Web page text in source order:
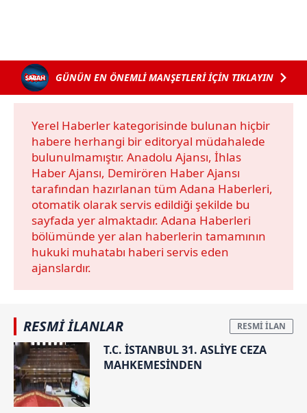
verileriniz işlenmekte olup gerekli olan çerezler bilgi
toplumu hizmetlerinin sunulması amacıyla
kullanılmaktadır. Diğer çerezler, sitemizin daha işlevsel
kılınması ve kişiselleştirilmesi ve sizlere yönelik
reklam/pazarlama faaliyetlerinin yapılması, amaçlarıyla
sınırlı olarak açık rızanız dahilinde kullanılacaktır.
Çerezlere ilişkin tercihlerinizi aşağıda yer alan panel
vasıtasıyla belirleyebilirsiniz. Çerezlere ilişkin detaylı bilgi
için Ayarlar butonuna tıklayabilir,Çerez Bilgilendirme
Metnimiziziyaret edebilirsiniz.
6698 sayılı Kişisel Verilerin Korunması Kanunu uyarınca
almak için lütfen
GÜNÜN EN ÖNEMLİ MANŞETLERİ İÇİN TIKLAYIN
Yerel Haberler kategorisinde bulunan hiçbir
habere herhangi bir editoryal müdahalede
bulunulmamıştır. Anadolu Ajansı, İhlas
Haber Ajansı, Demirören Haber Ajansı
tarafından hazırlanan tüm Adana Haberleri,
otomatik olarak servis edildiği şekilde bu
sayfada yer almaktadır. Adana Haberleri
bölümünde yer alan haberlerin tamamının
hukuki muhatabı haberi servis eden
ajanslardır.
RESMİ İLANLAR
T.C. İSTANBUL 31. ASLİYE CEZA
MAHKEMESİNDEN